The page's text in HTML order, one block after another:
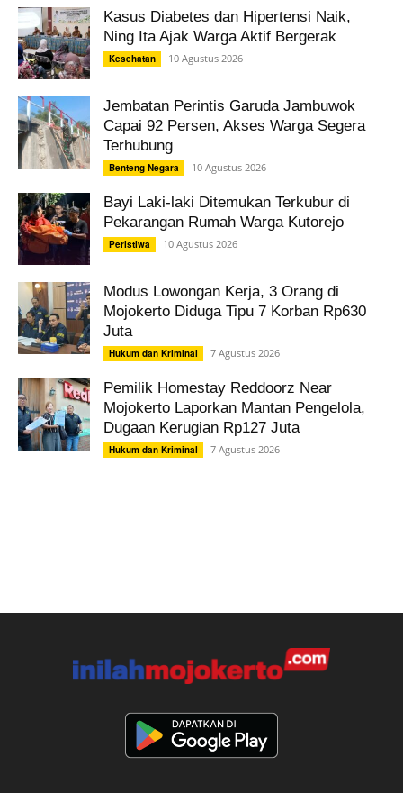
Kasus Diabetes dan Hipertensi Naik,
Ning Ita Ajak Warga Aktif Bergerak
Kesehatan 10 Agustus 2026
Jembatan Perintis Garuda Jambuwok
Capai 92 Persen, Akses Warga Segera
Terhubung
Benteng Negara 10 Agustus 2026
Bayi Laki-laki Ditemukan Terkubur di
Pekarangan Rumah Warga Kutorejo
Peristiwa 10 Agustus 2026
Modus Lowongan Kerja, 3 Orang di
Mojokerto Diduga Tipu 7 Korban Rp630
Juta
Hukum dan Kriminal 7 Agustus 2026
Pemilik Homestay Reddoorz Near
Mojokerto Laporkan Mantan Pengelola,
Dugaan Kerugian Rp127 Juta
Hukum dan Kriminal 7 Agustus 2026